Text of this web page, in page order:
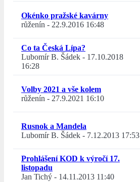
Okénko pražské kavárny
růženín - 22.9.2016 16:48
Co ta Česká Lípa?
Lubomír B. Šádek - 17.10.2018
16:28
Volby 2021 a vše kolem
růženín - 27.9.2021 16:10
Rusnok a Mandela
Lubomír B. Šádek - 7.12.2013 17:53
Prohlášení KOD k výročí 17.
listopadu
Jan Tichý - 14.11.2013 11:40